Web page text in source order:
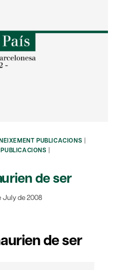
PUBLICACIONS |
|
de ser
July de 2008
de ser